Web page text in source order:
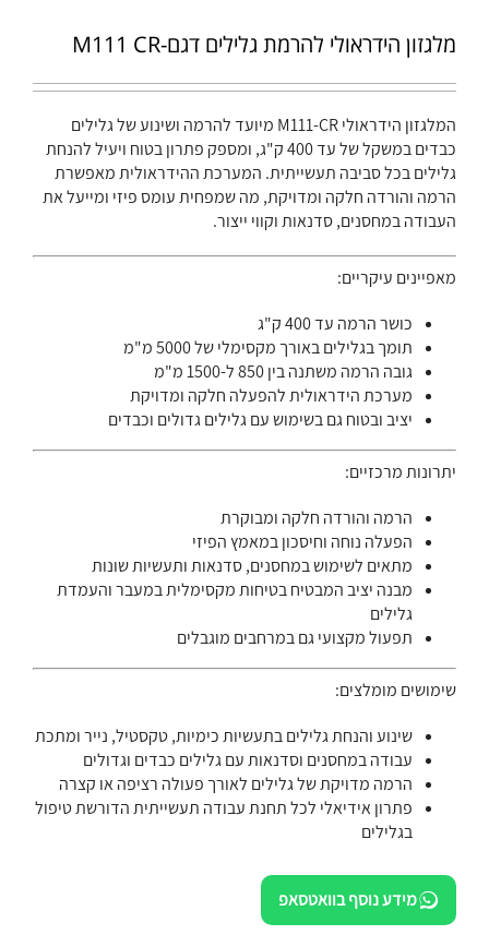
מלגזון הידראולי להרמת גלילים דגם-M111 CR
המלגזון הידראולי M111-CR מיועד להרמה ושינוע של גלילים
כבדים במשקל של עד 400 ק"ג, ומספק פתרון בטוח ויעיל להנחת
גלילים בכל סביבה תעשייתית. המערכת ההידראולית מאפשרת
הרמה והורדה חלקה ומדויקת, מה שמפחית עומס פיזי ומייעל את
העבודה במחסנים, סדנאות וקווי ייצור.
מאפיינים עיקריים:
כושר הרמה עד 400 ק"ג
תומך בגלילים באורך מקסימלי של 5000 מ"מ
גובה הרמה משתנה בין 850 ל-1500 מ"מ
מערכת הידראולית להפעלה חלקה ומדויקת
יציב ובטוח גם בשימוש עם גלילים גדולים וכבדים
יתרונות מרכזיים:
הרמה והורדה חלקה ומבוקרת
הפעלה נוחה וחיסכון במאמץ הפיזי
מתאים לשימוש במחסנים, סדנאות ותעשיות שונות
מבנה יציב המבטיח בטיחות מקסימלית במעבר והעמדת
גלילים
תפעול מקצועי גם במרחבים מוגבלים
שימושים מומלצים:
שינוע והנחת גלילים בתעשיות כימיות, טקסטיל, נייר ומתכת
עבודה במחסנים וסדנאות עם גלילים כבדים וגדולים
הרמה מדויקת של גלילים לאורך פעולה רציפה או קצרה
פתרון אידיאלי לכל תחנת עבודה תעשייתית הדורשת טיפול
בגלילים
מידע נוסף בוואטסאפ